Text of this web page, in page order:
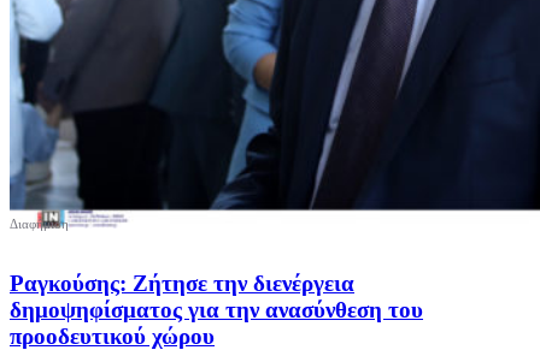
Ραγκούσης: Ζήτησε την διενέργεια
δημοψηφίσματος για την ανασύνθεση του
προοδευτικού χώρου